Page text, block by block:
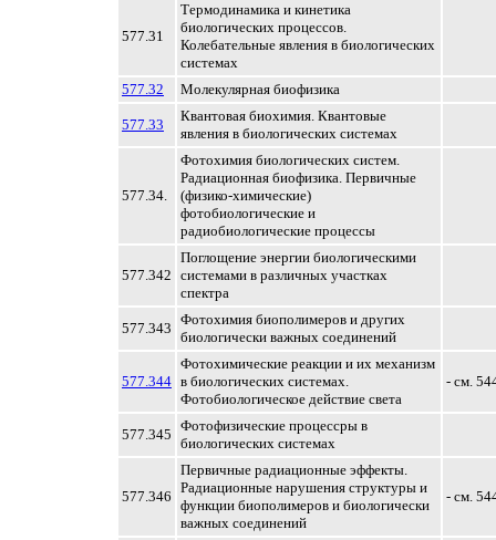
577.31
Термодинамика и кинетика
биологических процессов.
Колебательные явления в биологических
системах
577.32
Молекулярная биофизика
577.33
Квантовая биохимия. Квантовые
явления в биологических системах
577.34.
Фотохимия биологических систем.
Радиационная биофизика. Первичные
(физико-химические)
фотобиологические и
радиобиологические процессы
577.342
Поглощение энергии биологическими
системами в различных участках
спектра
577.343
Фотохимия биополимеров и других
биологически важных соединений
577.344
Фотохимические реакции и их механизм
в биологических системах.
Фотобиологическое действие света
- см.
577.345
Фотофизические процессры в
биологических системах
577.346
Первичные радиационные эффекты.
Радиационные нарушения структуры и
функции биополимеров и биологически
важных соединений
- см.